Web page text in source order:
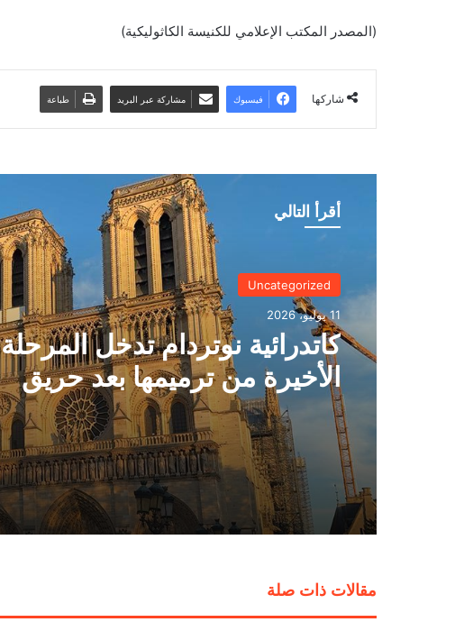
(المصدر المكتب الإعلامي للكنيسة الكاثوليكية)
شاركها فيسبوك مشاركة عبر البريد طباعة
أقرأ التالي
Uncategorized
11 يوليو، 2026
كاتدرائية نوتردام تدخل المرحلة
الأخيرة من ترميمها بعد حريق
2019
مقالات ذات صلة